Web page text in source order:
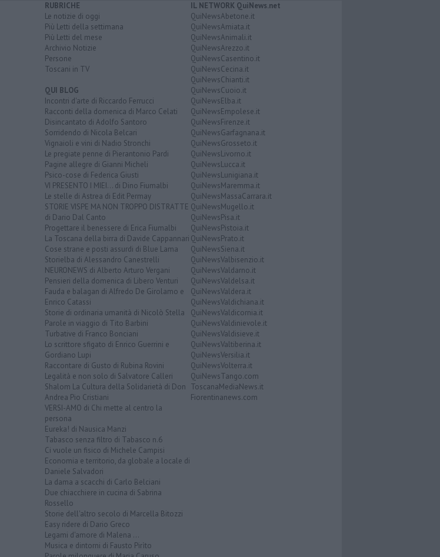
RUBRICHE
Le notizie di oggi
Più Letti della settimana
Più Letti del mese
Archivio Notizie
Persone
Toscani in TV
QUI BLOG
Incontri d'arte di Riccardo Ferrucci
Racconti della domenica di Marco Celati
Disincantato di Adolfo Santoro
Sorridendo di Nicola Belcari
Vignaioli e vini di Nadio Stronchi
Le pregiate penne di Pierantonio Pardi
Pagine allegre di Gianni Micheli
Psico-cose di Federica Giusti
VI PRESENTO I MIEI... di Dino Fiumalbi
Le stelle di Astrea di Edit Permay
STORIE VISPE MA NON TROPPO DISTRATTE
di Dario Dal Canto
Progettare il benessere di Erica Fiumalbi
La Toscana della birra di Davide Cappannari
Cose strane e posti assurdi di Blue Lama
Storielba di Alessandro Canestrelli
NEURONEWS di Alberto Arturo Vergani
Pensieri della domenica di Libero Venturi
Fauda e balagan di Alfredo De Girolamo e
Enrico Catassi
Storie di ordinaria umanità di Nicolò Stella
Parole in viaggio di Tito Barbini
Turbative di Franco Bonciani
Lo scrittore sfigato di Enrico Guerrini e
Gordiano Lupi
Raccontare di Gusto di Rubina Rovini
Legalità e non solo di Salvatore Calleri
Shalom La Cultura della Solidarietà di Don
Andrea Pio Cristiani
VERSI-AMO di Chi mette al centro la
persona
Eureka! di Nausica Manzi
Tabasco senza filtro di Tabasco n.6
Ci vuole un fisico di Michele Campisi
Economia e territorio, da globale a locale di
Daniele Salvadori
La dama a scacchi di Carlo Belciani
Due chiacchiere in cucina di Sabrina
Rossello
Storie dell'altro secolo di Marcella Bitozzi
Easy ridere di Dario Greco
Legami d'amore di Malena ...
Musica e dintorni di Fausto Pirìto
IL NETWORK QuiNews.net
QuiNewsAbetone.it
QuiNewsAmiata.it
QuiNewsAnimali.it
QuiNewsArezzo.it
QuiNewsCasentino.it
QuiNewsCecina.it
QuiNewsChianti.it
QuiNewsCuoio.it
QuiNewsElba.it
QuiNewsEmpolese.it
QuiNewsFirenze.it
QuiNewsGarfagnana.it
QuiNewsGrosseto.it
QuiNewsLivorno.it
QuiNewsLucca.it
QuiNewsLunigiana.it
QuiNewsMaremma.it
QuiNewsMassaCarrara.it
QuiNewsMugello.it
QuiNewsPisa.it
QuiNewsPistoia.it
QuiNewsPrato.it
QuiNewsSiena.it
QuiNewsValbisenzio.it
QuiNewsValdarno.it
QuiNewsValdelsa.it
QuiNewsValdera.it
QuiNewsValdichiana.it
QuiNewsValdicornia.it
QuiNewsValdinievole.it
QuiNewsValdisieve.it
QuiNewsValtiberina.it
QuiNewsVersilia.it
QuiNewsVolterra.it
QuiNewsTango.com
ToscanaMediaNews.it
Fiorentinanews.com